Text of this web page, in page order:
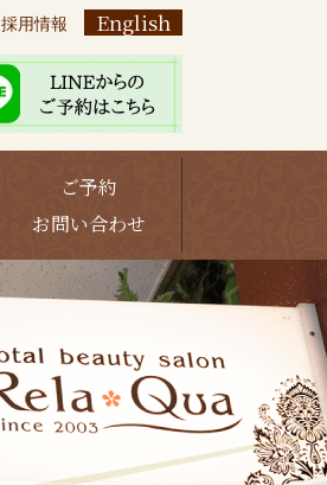
採用情報 English
ご予約
お問い合わせ